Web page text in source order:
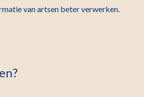
van artsen beter verwerken.